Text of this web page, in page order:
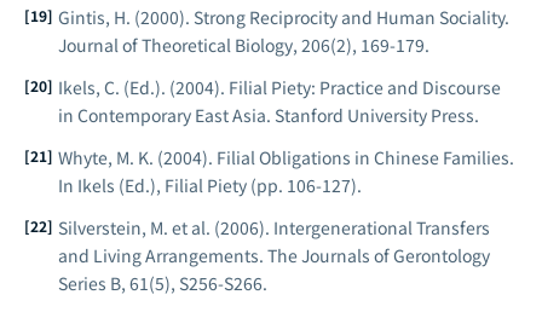
Gintis, H. (2000). Strong Reciprocity and Human Sociality.
Journal of Theoretical Biology, 206(2), 169-179.
Ikels, C. (Ed.). (2004). Filial Piety: Practice and Discourse
in Contemporary East Asia. Stanford University Press.
Whyte, M. K. (2004). Filial Obligations in Chinese Families.
In Ikels (Ed.), Filial Piety (pp. 106-127).
Silverstein, M. et al. (2006). Intergenerational Transfers
and Living Arrangements. The Journals of Gerontology
Series B, 61(5), S256-S266.